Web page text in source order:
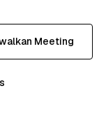
Meeting